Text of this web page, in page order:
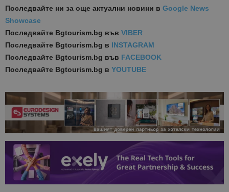
Последвайте ни за още актуални новини в Google News
Showcase
Последвайте Bgtourism.bg във VIBER
Последвайте Bgtourism.bg в INSTAGRAM
Последвайте Bgtourism.bg във FACEBOOK
Последвайте Bgtourism.bg в YOUTUBE